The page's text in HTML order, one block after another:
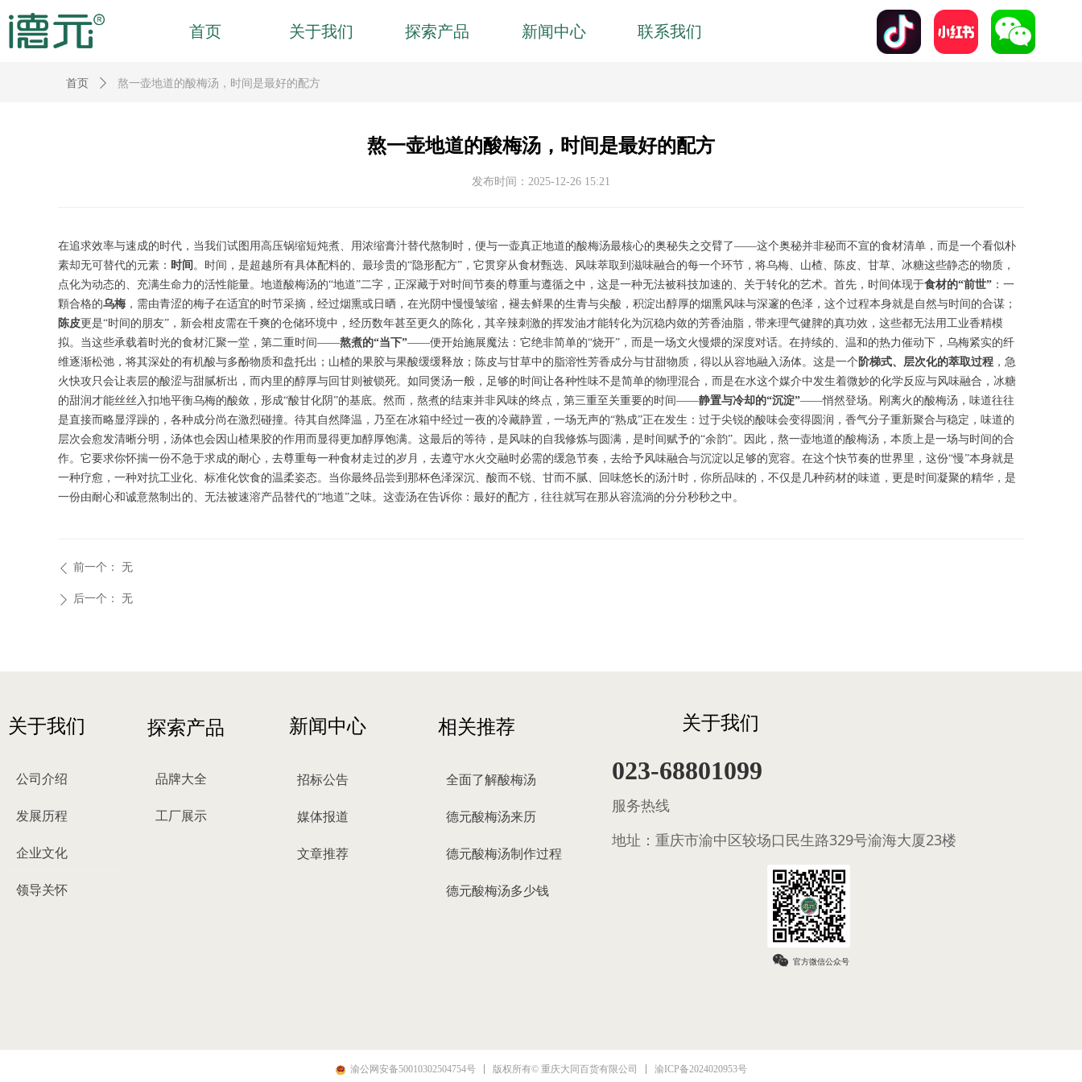
首页 关于我们 探索产品 新闻中心 联系我们
首页 ꄲ 熬一壶地道的酸梅汤，时间是最好的配方
熬一壶地道的酸梅汤，时间是最好的配方
在追求效率与速成的时代，当我们试图用高压锅缩短炖煮、用浓缩膏汁替代熬制时，便与一壶真正地道的酸梅汤最核心的奥秘失之交臂了——这个奥秘并非秘而不宣的食材清单，而是一个看似朴
素却无可替代的元素： 时间 。时间，是超越所有具体配料的、最珍贵的“隐形配方”，它贯穿从食材甄选、风味萃取到滋味融合的每一个环节，将乌梅、山楂、陈皮、甘草、冰糖这些静态的物质，
点化为动态的、充满生命力的活性能量。地道酸梅汤的“地道”二字，正深藏于对时间节奏的尊重与遵循之中，这是一种无法被科技加速的、关于转化的艺术。首先，时间体现于食材的“前世” ：一
顆合格的乌梅，需由青涩的梅子在适宜的时节采摘，经过烟熏或日晒，在光阴中慢慢皱缩，褪去鲜果的生青与尖酸，积淀出醇厚的烟熏风味与深邃的色泽，这个过程本身就是自然与时间的合谋；
陈皮更是“时间的朋友”，新会柑皮需在千爽的仓储环境中，经历数年甚至更久的陈化，其辛辣刺激的挥发油才能转化为沉稳内敛的芳香油脂，带来理气健脾的真功效，这些都无法用工业香精模
拟。当这些承载着时光的食材汇聚一堂，第二重时间——熬煮的“当下”——便开始施展魔法：它绝非简单的“烧开”，而是一场文火慢煨的深度对话。在持续的、温和的热力催动下，乌梅紧实的纤
维逐渐松弛，将其深处的有机酸与多酚物质和盘托出；山楂的果胶与果酸缓缓释放；陈皮与甘草中的脂溶性芳香成分与甘甜物质，得以从容地融入汤体。这是一个 阶梯式、层次化的萃取过程 ，急
火快攻只会让表层的酸涩与甜腻析出，而内里的醇厚与回甘则被锁死。如同煲汤一般，足够的时间让各种性味不是简单的物理混合，而是在水这个媒介中发生着微妙的化学反应与风味融合，冰糖
的甜润才能丝丝入扣地平衡乌梅的酸敛，形成“酸甘化阴”的基底。然而，熬煮的结束并非风味的终点，第三重至关重要的时间——静置与冷却的“沉淀”——悄然登场。刚离火的酸梅汤，味道往往
是直接而略显浮躁的，各种成分尚在激烈碰撞。待其自然降温，乃至在冰箱中经过一夜的冷藏静置，一场无声的“熟成”正在发生：过于尖锐的酸味会变得圆润，香气分子重新聚合与稳定，味道的
层次会愈发清晰分明，汤体也会因山楂果胶的作用而显得更加醇厚饱满。这最后的等待，是风味的自我修炼与圆满，是时间赋予的“余韵”。因此，熬一壶地道的酸梅汤，本质上是一场与时间的合
作。它要求你怀揣一份不急于求成的耐心，去尊重每一种食材走过的岁月，去遵守水火交融时必需的缓急节奏，去给予风味融合与沉淀以足够的宽容。在这个快节奏的世界里，这份“慢”本身就是
一种疗愈，一种对抗工业化、标准化饮食的温柔姿态。当你最终品尝到那杯色泽深沉、酸而不锐、甘而不腻、回味悠长的汤汁时，你所品味的，不仅是几种药材的味道，更是时间凝聚的精华，是
一份由耐心和诚意熬制出的、无法被速溶产品替代的“地道”之味。这壶汤在告诉你：最好的配方，往往就写在那从容流淌的分分秒秒之中。
ꄴ 前一个： 无
ꄲ 后一个： 无
发布时间： 2025-12-26 15:21
关于我们
公司介绍
发展历程
企业文化
领导关怀
探索产品
品牌大全
工厂展示
招标公告
媒体报道
文章推荐
新闻中心 关于我们
023-68801099
服务热线
地址： 重庆市渝中区较场口民生路329号渝海大厦23楼
官方微信公众号
相关推荐
全面了解酸梅汤
德元酸梅汤来历
德元酸梅汤制作过程
德元酸梅汤多少钱
渝公网安备50010302504754号 版权所有© 重庆大同百货有限公司 渝ICP备2024020953号